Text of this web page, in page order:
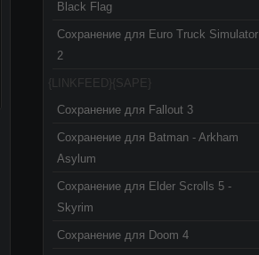
Black Flag
Сохранение для Euro Truck Simulator
2
{LINKFEED}{SAPE}
Сохранение для Fallout 3
Сохранение для Batman - Arkham
Asylum
Сохранение для Elder Scrolls 5 -
Skyrim
Сохранение для Doom 4